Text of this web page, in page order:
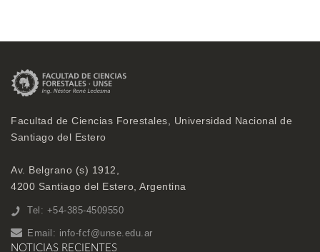
Facultad de Ciencias Forestales, Universidad Nacional de
Santiago del Estero
Av. Belgrano (s) 1912,
4200 Santiago del Estero, Argentina
Tel: +54-385-4509550
Email: info-fcf@unse.edu.ar
NOTICIAS RECIENTES